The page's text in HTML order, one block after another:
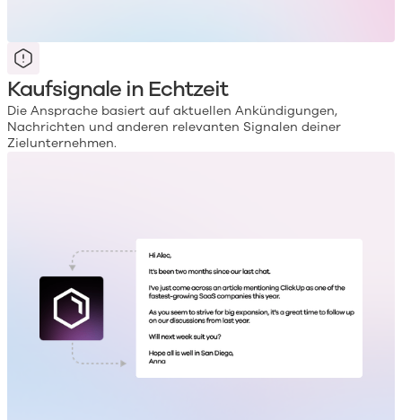
Kaufsignale in Echtzeit
Die Ansprache basiert auf aktuellen Ankündigungen,
Nachrichten und anderen relevanten Signalen deiner
Zielunternehmen.